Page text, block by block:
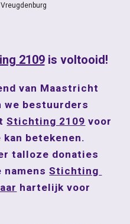
2109 is voltooid!
van Maastricht
we bestuurders
Stichting 2109 voor
betekenen.
talloze donaties
namens Stichting
hartelijk voor